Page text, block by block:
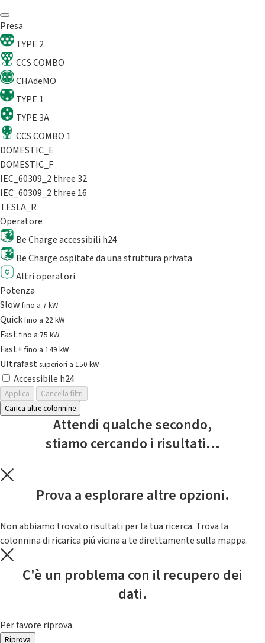
Presa
TYPE 2
CCS COMBO
CHAdeMO
TYPE 1
TYPE 3A
CCS COMBO 1
DOMESTIC_E
DOMESTIC_F
IEC_60309_2 three 32
IEC_60309_2 three 16
TESLA_R
Operatore
Be Charge accessibili h24
Be Charge ospitate da una struttura privata
Altri operatori
Potenza
Slowfino a 7 kW
Quickfino a 22 kW
Fastfino a 75 kW
Fast+fino a 149 kW
Ultrafast superiori a 150 kW
Accessibile h24
Applica
Cancella filtri
Carica altre colonnine
Attendi qualche secondo,
stiamo cercando i risultati...
Prova a esplorare altre opzioni.
Non abbiamo trovato risultati per la tua ricerca. Trova la
colonnina di ricarica piú vicina a te direttamente sulla mappa.
C'è un problema con il recupero dei
dati.
Per favore riprova.
Riprova